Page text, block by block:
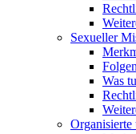
Sexueller
Folgen
Was